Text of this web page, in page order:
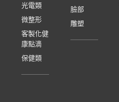
光電類
微整形
客製化健
康點滴
保健類
臉部
雕塑